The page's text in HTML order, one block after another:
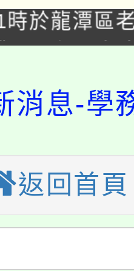
! 於龍潭區
局內行報名
市運動會8/
入戶享有免
中低收入戶
詳情可洽有
育及科技
研習
育及科技
教案入校路
教育專業人
消息-學
返回首頁